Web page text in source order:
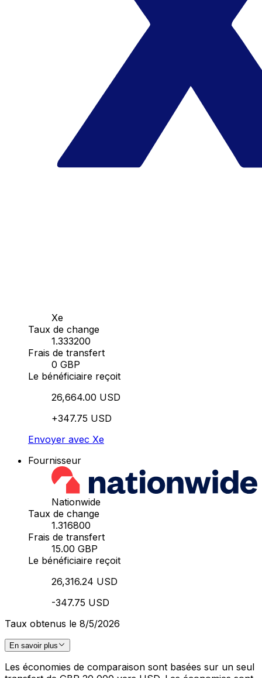
Xe
Taux de change
1.333200
Frais de transfert
0 GBP
Le bénéficiaire reçoit
26,664.00 USD
+347.75 USD
Envoyer avec Xe
Fournisseur
Nationwide
Taux de change
1.316800
Frais de transfert
15.00 GBP
Le bénéficiaire reçoit
26,316.24 USD
-347.75 USD
Taux obtenus le 8/5/2026
En savoir plus
Les économies de comparaison sont basées sur un seul